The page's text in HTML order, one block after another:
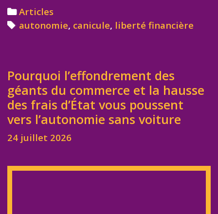
Categories
Articles
Tags
autonomie, canicule, liberté financière
Pourquoi l’effondrement des
géants du commerce et la hausse
des frais d’État vous poussent
vers l’autonomie sans voiture
24 juillet 2026